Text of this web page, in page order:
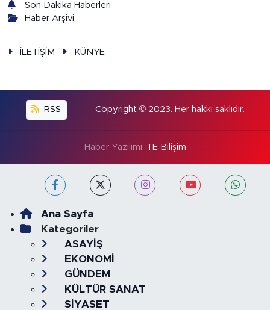
Son Dakika Haberleri
Haber Arşivi
İLETİŞİM KÜNYE
RSS Copyright © 2023. Her hakkı saklıdır.
Haber Yazılımı: TE Bilişim
Ana Sayfa
Kategoriler
ASAYİŞ
EKONOMİ
GÜNDEM
KÜLTÜR SANAT
SİYASET